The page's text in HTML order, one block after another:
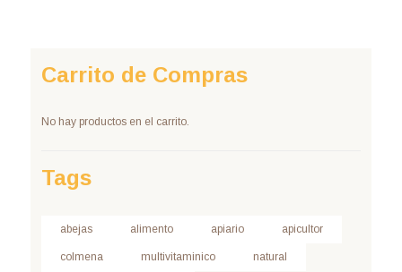
Carrito de Compras
No hay productos en el carrito.
Tags
abejas alimento apiario apicultor
colmena multivitaminico natural